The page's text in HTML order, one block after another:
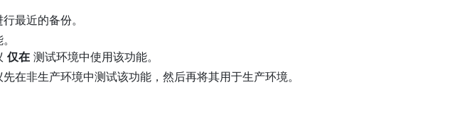
最近的备份。
仅在 测试环境中使用该功能。
在非生产环境中测试该功能，然后再将其用于生产环境。